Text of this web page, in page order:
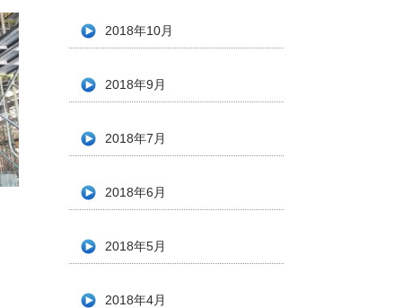
2018年10月
2018年9月
2018年7月
2018年6月
2018年5月
2018年4月